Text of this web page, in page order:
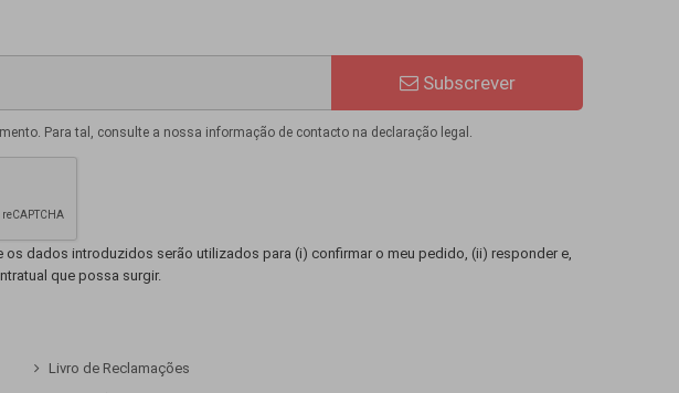
Subscrever
Para tal, consulte a nossa informação de contacto na declaração legal.
os dados introduzidos serão utilizados para (i) confirmar o meu pedido, (ii) responder e,
que possa surgir.
Livro de Reclamações